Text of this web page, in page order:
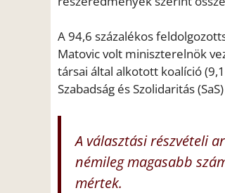
A 94,6 százalékos
Matovic volt miniszterelnök
társai által alkotott koalíció
Szabadság és Szolidaritás
A választási részvételi
némileg magasabb
mértek.